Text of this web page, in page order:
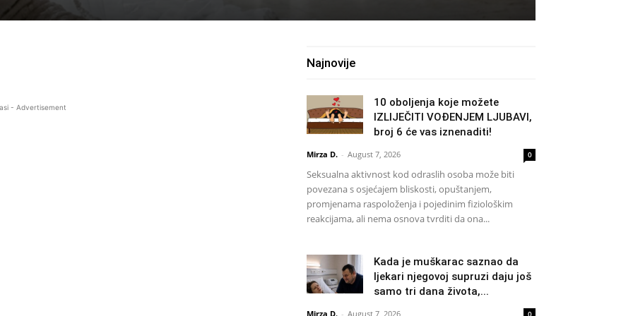
- Advertisement
Najnovije
10 oboljenja koje možete
IZLIJEČITI VOĐENJEM LJUBAVI,
broj 6 će vas iznenaditi!
Mirza D. - August 7, 2026 0
Seksualna aktivnost kod odraslih osoba može biti
povezana s osjećajem bliskosti, opuštanjem,
promjenama raspoloženja i pojedinim fiziološkim
reakcijama, ali nema osnova tvrditi da ona...
Kada je muškarac saznao da
ljekari njegovoj supruzi daju još
samo tri dana života,...
Mirza D. - August 7, 2026 0